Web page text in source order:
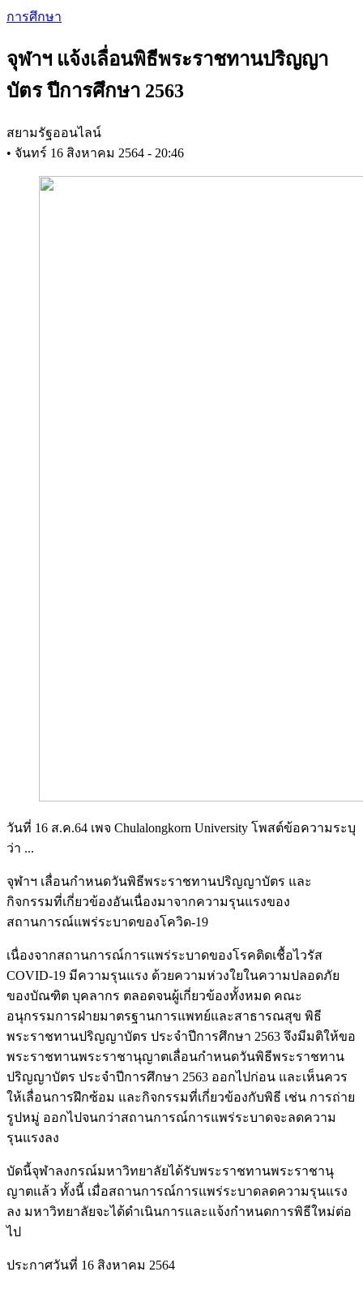
Skip
content
การศึกษา
จุฬาฯ แจ้งเลื่อนพิธีพระราชทานปริญญา
บัตร ปีการศึกษา 2563
สยามรัฐออนไลน์
• จันทร์ 16 สิงหาคม 2564 - 20:46
วันที่ 16 ส.ค.64 เพจ Chulalongkorn University โพสต์ข้อความระบุ
ว่า ...
จุฬาฯ เลื่อนกำหนดวันพิธีพระราชทานปริญญาบัตร และ
กิจกรรมที่เกี่ยวข้องอันเนื่องมาจากความรุนแรงของ
สถานการณ์แพร่ระบาดของโควิด-19
เนื่องจากสถานการณ์การแพร่ระบาดของโรคติดเชื้อไวรัส
COVID-19 มีความรุนแรง ด้วยความห่วงใยในความปลอดภัย
ของบัณฑิต บุคลากร ตลอดจนผู้เกี่ยวข้องทั้งหมด คณะ
อนุกรรมการฝ่ายมาตรฐานการแพทย์และสาธารณสุข พิธี
พระราชทานปริญญาบัตร ประจำปีการศึกษา 2563 จึงมีมติให้ขอ
พระราชทานพระราชานุญาตเลื่อนกำหนดวันพิธีพระราชทาน
ปริญญาบัตร ประจำปีการศึกษา 2563 ออกไปก่อน และเห็นควร
ให้เลื่อนการฝึกซ้อม และกิจกรรมที่เกี่ยวข้องกับพิธี เช่น การถ่าย
รูปหมู่ ออกไปจนกว่าสถานการณ์การแพร่ระบาดจะลดความ
รุนแรงลง
บัดนี้จุฬาลงกรณ์มหาวิทยาลัยได้รับพระราชทานพระราชานุ
ญาตแล้ว ทั้งนี้ เมื่อสถานการณ์การแพร่ระบาดลดความรุนแรง
ลง มหาวิทยาลัยจะได้ดำเนินการและแจ้งกำหนดการพิธีใหม่ต่อ
ไป
ประกาศวันที่ 16 สิงหาคม 2564